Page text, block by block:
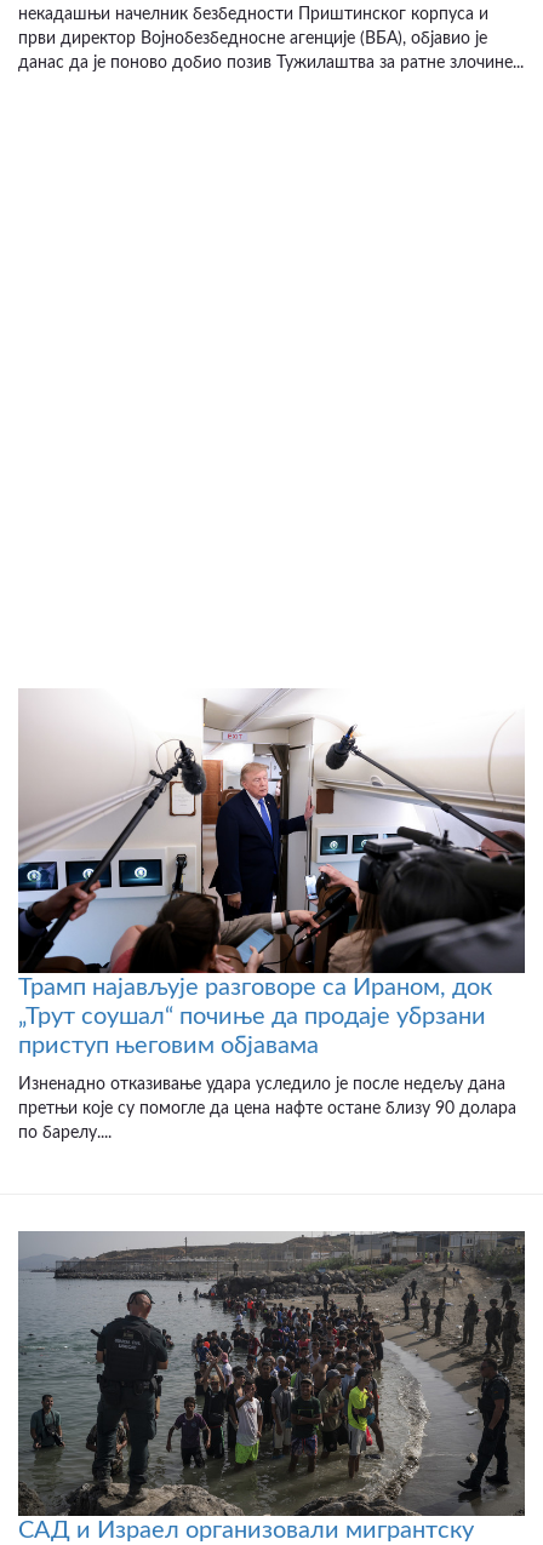
некадашњи начелник безбедности Приштинског корпуса и
први директор Војнобезбедносне агенције (ВБА), објавио је
данас да је поново добио позив Тужилаштва за ратне злочине...
Трамп најављује разговоре са Ираном, док
„Трут соушал“ почиње да продаје убрзани
приступ његовим објавама
Изненадно отказивање удара уследило је после недељу дана
претњи које су помогле да цена нафте остане близу 90 долара
по барелу....
САД и Израел организовали мигрантску